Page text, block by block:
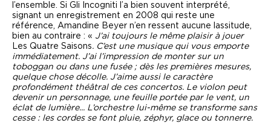
l’ensemble. Si Gli Incogniti l’a bien souvent interprété,
signant un enregistrement en 2008 qui reste une
référence, Amandine Beyer n’en ressent aucune lassitude,
bien au contraire : « J’ai toujours le même plaisir à jouer
Les Quatre Saisons. C’est une musique qui vous emporte
immédiatement. J’ai l’impression de monter sur un
toboggan ou dans une fusée ; dès les premières mesures,
quelque chose décolle. J’aime aussi le caractère
profondément théâtral de ces concertos. Le violon peut
devenir un personnage, une feuille portée par le vent, un
éclat de lumière... L’orchestre lui-même se transforme sans
cesse : les cordes se font pluie, zéphyr, glace ou tonnerre.